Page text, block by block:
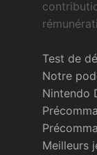
Test de
Notre
Nintendo
Meilleurs